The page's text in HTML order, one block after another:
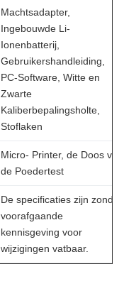
Machtsadapter,
Ingebouwde Li-
Ionenbatterij,
Gebruikershandleiding,
PC-Software, Witte en
Zwarte
Kaliberbepalingsholte,
Stoflaken
Micro- Printer, de Doos van
de Poedertest
De specificaties zijn zonder
voorafgaande
kennisgeving voor
wijzigingen vatbaar.